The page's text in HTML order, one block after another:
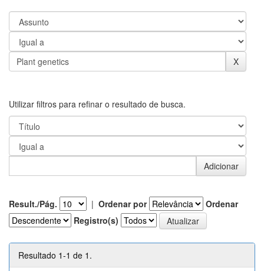
Utilizar filtros para refinar o resultado de busca.
Result./Pág. | Ordenar por
Ordenar
Registro(s)
Resultado 1-1 de 1.